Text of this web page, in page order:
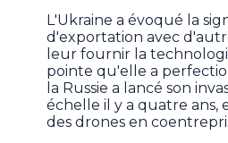
L'Ukraine a évoqué la
d'exportation avec
leur fournir la
pointe qu'elle a
la Russie a lancé son
échelle il y a quatre ans,
des drones en